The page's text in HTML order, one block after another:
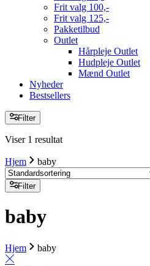
Frit valg 100,-
Frit valg 125,-
Pakketilbud
Outlet
Hårpleje Outlet
Hudpleje Outlet
Mænd Outlet
Nyheder
Bestsellers
Filter
Viser 1 resultat
Hjem baby
Filter
baby
Hjem baby